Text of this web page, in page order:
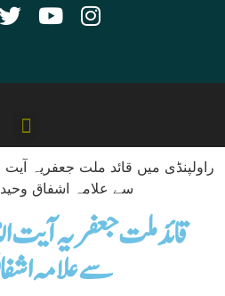
قائد ملت جعفریہ آیت
سے علامہ